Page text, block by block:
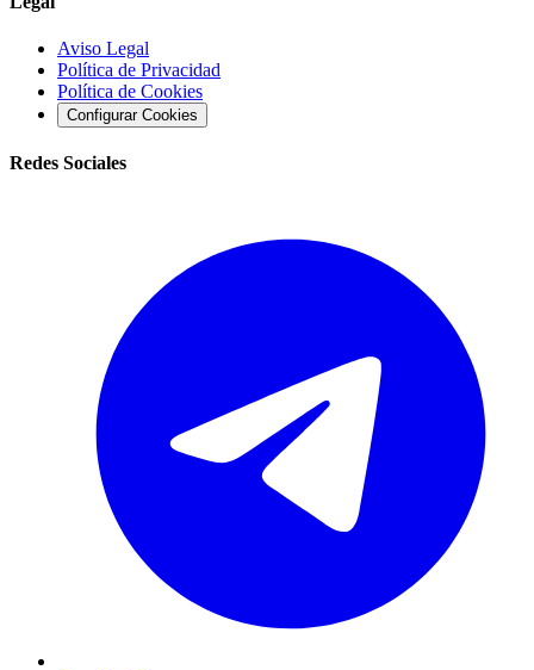
Aviso Legal
Política de Privacidad
Política de Cookies
Configurar Cookies
Redes Sociales